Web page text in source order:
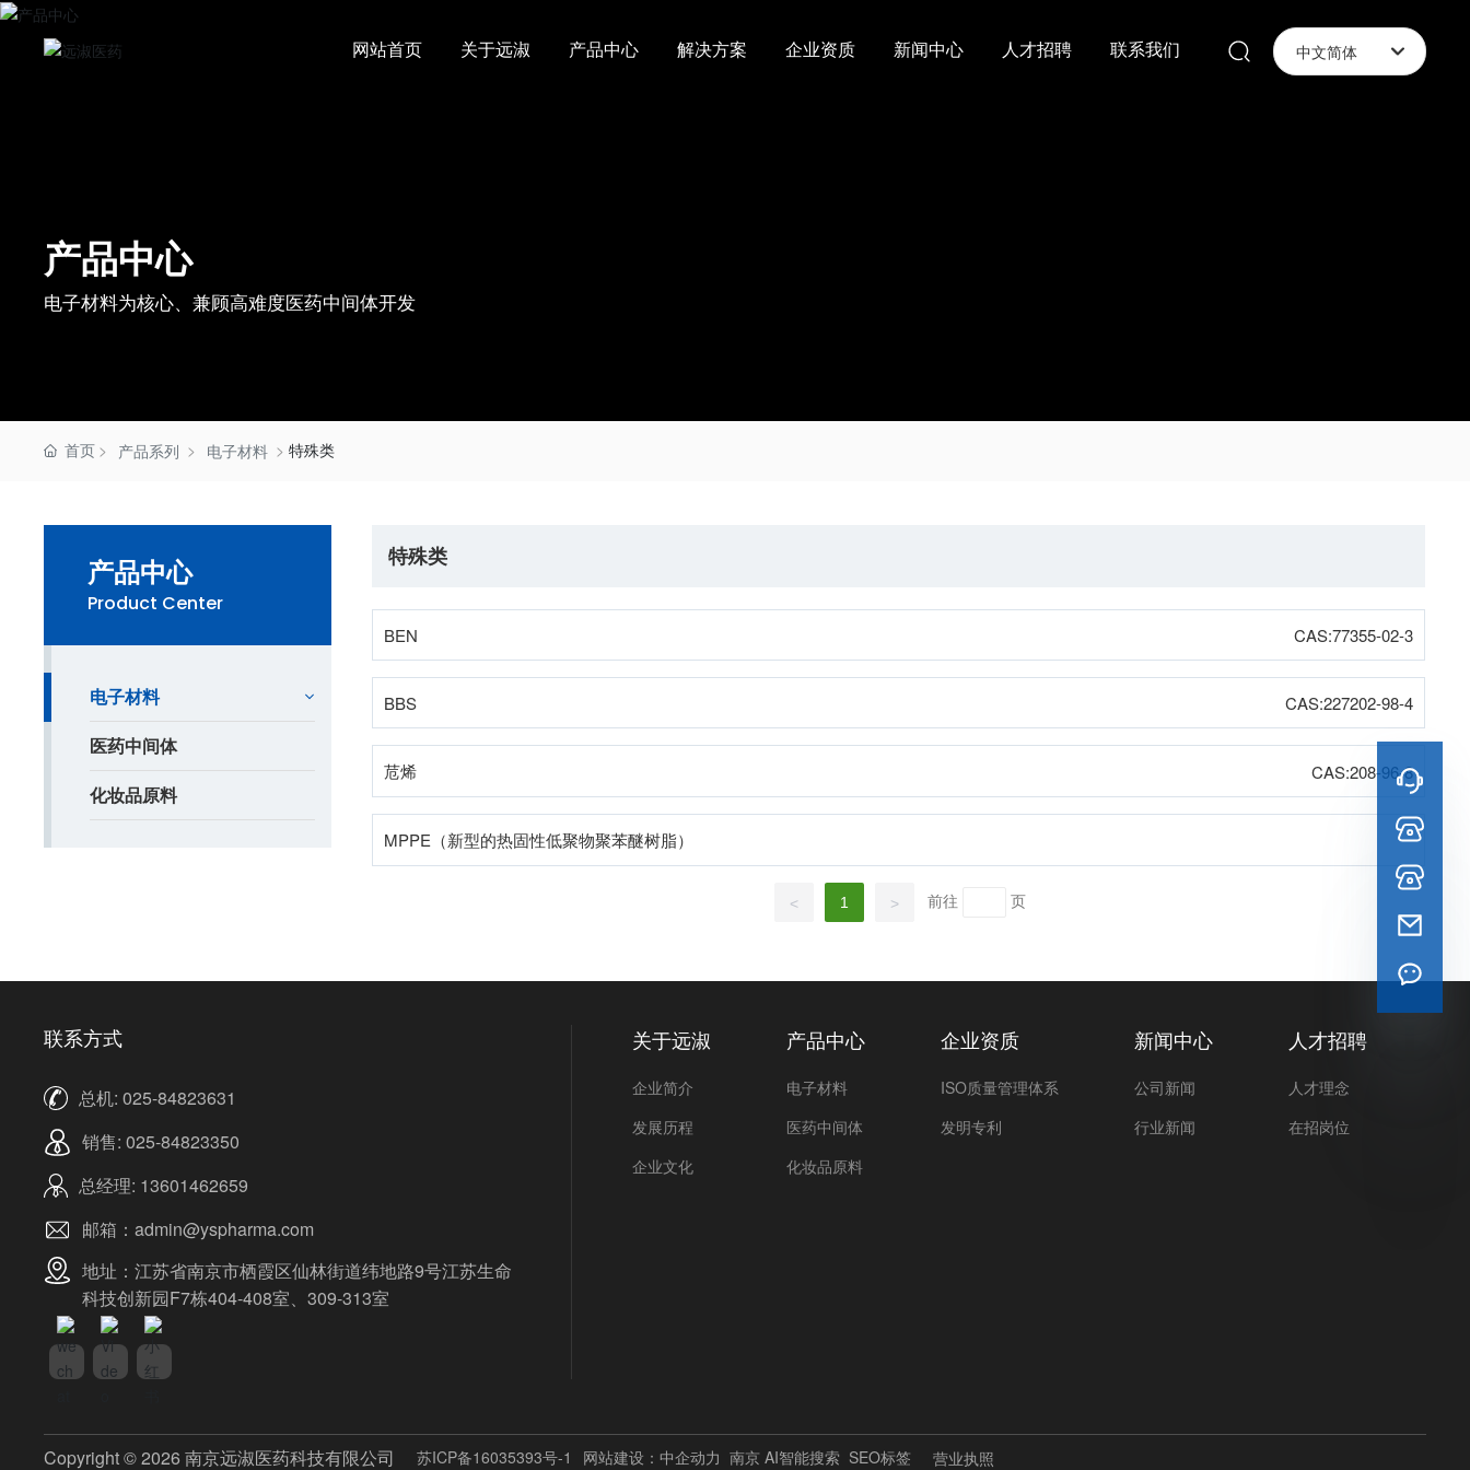
网站首页 关于远淑 产品中心 解决方案 企业资质 新闻中心 人才招聘 联系我们 中文简体
产品中心
电子材料为核心、兼顾高难度医药中间体开发
首页 产品系列 电子材料 特殊类
产品中心
Product Center
电子材料
医药中间体
化妆品原料
特殊类
BEN CAS:77355-02-3
BBS CAS:227202-98-4
苊烯 CAS:208-96-8
MPPE（新型的热固性低聚物聚苯醚树脂）
< 1 > 前往 页
联系方式
总机:025-84823631
销售:025-84823350
总经理: 13601462659
邮箱：admin@yspharma.com
地址：江苏省南京市栖霞区仙林街道纬地路9号江苏生命
科技创新园F7栋404-408室、309-313室
关于远淑
企业简介
发展历程
企业文化
产品中心
电子材料
医药中间体
化妆品原料
企业资质
ISO质量管理体系
发明专利
新闻中心
公司新闻
行业新闻
人才招聘
人才理念
在招岗位
Copyright © 2026 南京远淑医药科技有限公司 苏ICP备16035393号-1 网站建设：中企动力 南京 AI智能搜索 SEO标签 营业执照